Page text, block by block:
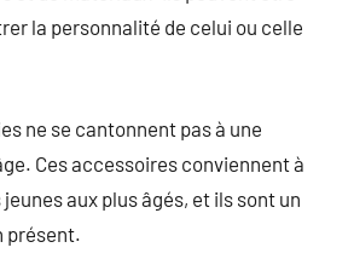
la personnalité de celui ou celle
ne se cantonnent pas à une
Ces accessoires conviennent à
aux plus âgés, et ils sont un
présent.